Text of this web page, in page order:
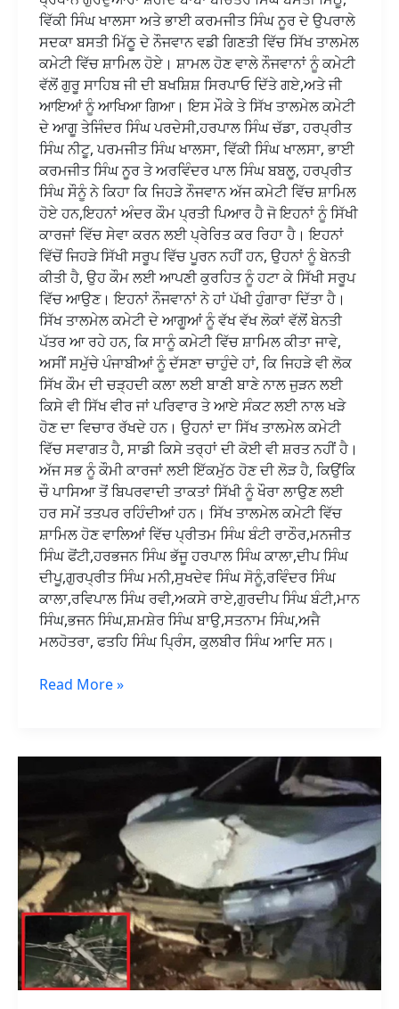
ਵਿੱਕੀ ਸਿੰਘ ਖਾਲਸਾ ਅਤੇ ਭਾਈ ਕਰਮਜੀਤ ਸਿੰਘ ਨੂਰ ਦੇ ਉਪਰਾਲੇ
ਸਦਕਾ ਬਸਤੀ ਮਿੱਠੂ ਦੇ ਨੌਜਵਾਨ ਵਡੀ ਗਿਣਤੀ ਵਿੱਚ ਸਿੱਖ ਤਾਲਮੇਲ
ਕਮੇਟੀ ਵਿੱਚ ਸ਼ਾਮਿਲ ਹੋਏ। ਸ਼ਾਮਲ ਹੋਣ ਵਾਲੇ ਨੌਜਵਾਨਾਂ ਨੂੰ ਕਮੇਟੀ
ਵੱਲੋਂ ਗੁਰੂ ਸਾਹਿਬ ਜੀ ਦੀ ਬਖਸ਼ਿਸ਼ ਸਿਰਪਾਓ ਦਿੱਤੇ ਗਏ,ਅਤੇ ਜੀ
ਆਇਆਂ ਨੂੰ ਆਖਿਆ ਗਿਆ। ਇਸ ਮੌਕੇ ਤੇ ਸਿੱਖ ਤਾਲਮੇਲ ਕਮੇਟੀ
ਦੇ ਆਗੂ ਤੇਜਿੰਦਰ ਸਿੰਘ ਪਰਦੇਸੀ,ਹਰਪਾਲ ਸਿੰਘ ਚੱਡਾ, ਹਰਪ੍ਰੀਤ
ਸਿੰਘ ਨੀਟੂ, ਪਰਮਜੀਤ ਸਿੰਘ ਖਾਲਸਾ, ਵਿੱਕੀ ਸਿੰਘ ਖਾਲਸਾ, ਭਾਈ
ਕਰਮਜੀਤ ਸਿੰਘ ਨੂਰ ਤੇ ਅਰਵਿੰਦਰ ਪਾਲ ਸਿੰਘ ਬਬਲੂ, ਹਰਪ੍ਰੀਤ
ਸਿੰਘ ਸੌਨੂੰ ਨੇ ਕਿਹਾ ਕਿ ਜਿਹੜੇ ਨੌਜਵਾਨ ਅੱਜ ਕਮੇਟੀ ਵਿੱਚ ਸ਼ਾਮਿਲ
ਹੋਏ ਹਨ,ਇਹਨਾਂ ਅੰਦਰ ਕੌਮ ਪ੍ਰਤੀ ਪਿਆਰ ਹੈ ਜੋ ਇਹਨਾਂ ਨੂੰ ਸਿੱਖੀ
ਕਾਰਜਾਂ ਵਿੱਚ ਸੇਵਾ ਕਰਨ ਲਈ ਪ੍ਰੇਰਿਤ ਕਰ ਰਿਹਾ ਹੈ। ਇਹਨਾਂ
ਵਿੱਚੋਂ ਜਿਹੜੇ ਸਿੱਖੀ ਸਰੂਪ ਵਿੱਚ ਪੂਰਨ ਨਹੀਂ ਹਨ, ਉਹਨਾਂ ਨੂੰ ਬੇਨਤੀ
ਕੀਤੀ ਹੈ, ਉਹ ਕੌਮ ਲਈ ਆਪਣੀ ਕੁਰਹਿਤ ਨੂੰ ਹਟਾ ਕੇ ਸਿੱਖੀ ਸਰੂਪ
ਵਿੱਚ ਆਉਣ। ਇਹਨਾਂ ਨੌਜਵਾਨਾਂ ਨੇ ਹਾਂ ਪੱਖੀ ਹੁੰਗਾਰਾ ਦਿੱਤਾ ਹੈ।
ਸਿੱਖ ਤਾਲਮੇਲ ਕਮੇਟੀ ਦੇ ਆਗੂਆਂ ਨੂੰ ਵੱਖ ਵੱਖ ਲੋਕਾਂ ਵੱਲੋਂ ਬੇਨਤੀ
ਪੱਤਰ ਆ ਰਹੇ ਹਨ, ਕਿ ਸਾਨੂੰ ਕਮੇਟੀ ਵਿੱਚ ਸ਼ਾਮਿਲ ਕੀਤਾ ਜਾਵੇ,
ਅਸੀਂ ਸਮੁੱਚੇ ਪੰਜਾਬੀਆਂ ਨੂੰ ਦੱਸਣਾ ਚਾਹੁੰਦੇ ਹਾਂ, ਕਿ ਜਿਹੜੇ ਵੀ ਲੋਕ
ਸਿੱਖ ਕੌਮ ਦੀ ਚੜ੍ਹਦੀ ਕਲਾ ਲਈ ਬਾਣੀ ਬਾਣੇ ਨਾਲ ਜੁੜਨ ਲਈ
ਕਿਸੇ ਵੀ ਸਿੱਖ ਵੀਰ ਜਾਂ ਪਰਿਵਾਰ ਤੇ ਆਏ ਸੰਕਟ ਲਈ ਨਾਲ ਖੜੇ
ਹੋਣ ਦਾ ਵਿਚਾਰ ਰੱਖਦੇ ਹਨ। ਉਹਨਾਂ ਦਾ ਸਿੱਖ ਤਾਲਮੇਲ ਕਮੇਟੀ
ਵਿੱਚ ਸਵਾਗਤ ਹੈ, ਸਾਡੀ ਕਿਸੇ ਤਰ੍ਹਾਂ ਦੀ ਕੋਈ ਵੀ ਸ਼ਰਤ ਨਹੀਂ ਹੈ।
ਅੱਜ ਸਭ ਨੂੰ ਕੌਮੀ ਕਾਰਜਾਂ ਲਈ ਇੱਕਮੁੱਠ ਹੋਣ ਦੀ ਲੋੜ ਹੈ, ਕਿਉਂਕਿ
ਚੌ ਪਾਸਿਆ ਤੋਂ ਬਿਪਰਵਾਦੀ ਤਾਕਤਾਂ ਸਿੱਖੀ ਨੂੰ ਖੌਰਾ ਲਾਉਣ ਲਈ
ਹਰ ਸਮੇਂ ਤਤਪਰ ਰਹਿੰਦੀਆਂ ਹਨ। ਸਿੱਖ ਤਾਲਮੇਲ ਕਮੇਟੀ ਵਿੱਚ
ਸ਼ਾਮਿਲ ਹੋਣ ਵਾਲਿਆਂ ਵਿੱਚ ਪ੍ਰੀਤਮ ਸਿੰਘ ਬੰਟੀ ਰਾਠੌਰ,ਮਨਜੀਤ
ਸਿੰਘ ਫੋਂਟੀ,ਹਰਭਜਨ ਸਿੰਘ ਭੱਜੂ ਹਰਪਾਲ ਸਿੰਘ ਕਾਲਾ,ਦੀਪ ਸਿੰਘ
ਦੀਪੂ,ਗੁਰਪ੍ਰੀਤ ਸਿੰਘ ਮਨੀ,ਸੁਖਦੇਵ ਸਿੰਘ ਸੋਨੂੰ,ਰਵਿੰਦਰ ਸਿੰਘ
ਕਾਲਾ,ਰਵਿਪਾਲ ਸਿੰਘ ਰਵੀ,ਅਕਸੇ ਰਾਏ,ਗੁਰਦੀਪ ਸਿੰਘ ਬੰਟੀ,ਮਾਨ
ਸਿੰਘ,ਭਜਨ ਸਿੰਘ,ਸ਼ਮਸ਼ੇਰ ਸਿੰਘ ਬਾਉ,ਸਤਨਾਮ ਸਿੰਘ,ਅਜੈ
ਮਲਹੋਤਰਾ, ਫਤਹਿ ਸਿੰਘ ਪ੍ਰਿੰਸ, ਕੁਲਬੀਰ ਸਿੰਘ ਆਦਿ ਸਨ।
Read More »
कारण
लग्जरी
कार
खंभे
से
टकराई,
वाहन